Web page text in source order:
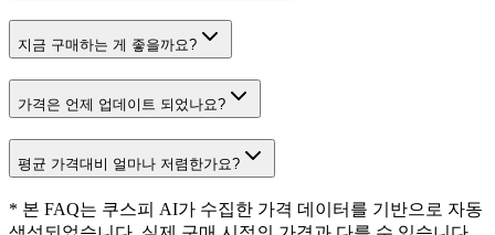
지금 구매하는 게 좋을까요?
가격은 언제 업데이트 되었나요?
평균 가격대비 얼마나 저렴한가요?
* 본 FAQ는 쿠스피 AI가 수집한 가격 데이터를 기반으로 자동